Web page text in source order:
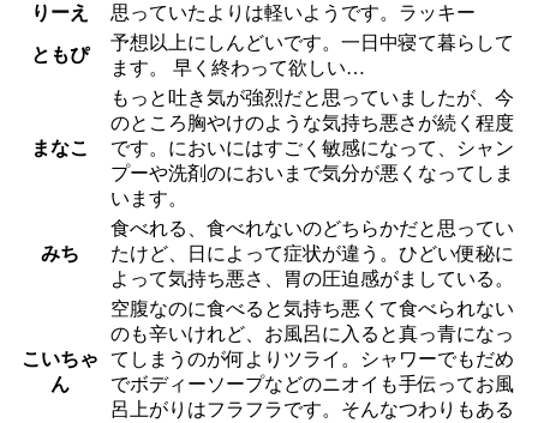
りーえ
思っていたよりは軽いようです。ラッキー
ともぴ
予想以上にしんどいです。一日中寝て暮らして
ます。 早く終わって欲しい…
まなこ
もっと吐き気が強烈だと思っていましたが、今
のところ胸やけのような気持ち悪さが続く程度
です。においにはすごく敏感になって、シャン
プーや洗剤のにおいまで気分が悪くなってしま
います。
みち
食べれる、食べれないのどちらかだと思ってい
たけど、日によって症状が違う。ひどい便秘に
よって気持ち悪さ、胃の圧迫感がましている。
こいちゃ
ん
空腹なのに食べると気持ち悪くて食べられない
のも辛いけれど、お風呂に入ると真っ青になっ
てしまうのが何よりツライ。シャワーでもだめ
でボディーソープなどのニオイも手伝ってお風
呂上がりはフラフラです。そんなつわりもある